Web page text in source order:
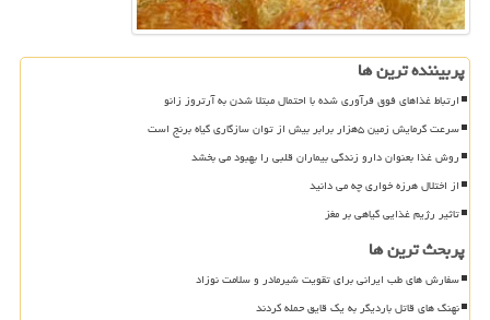
پربیننده ترین ها
ارتباط غذاهای فوق فرآوری شده با احتمال مبتلا شدن به آرتروز زانو
سرعت گرمایش زمین ۵هزار برابر بیش از توان سازگاری گیاه برنج است
روش غذا بعنوان دارو زندگی بیماران قلبی را بهبود می بخشد
از اختلال هرزه خواری چه می دانید
تاثیر رژیم غذایی گیاهی بر مغز
پربحث ترین ها
سفارش های طب ایرانی برای تقویت شیرمادر و سلامت نوزاد
نهنگ های قاتل باردیگر به یک قایق حمله کردند